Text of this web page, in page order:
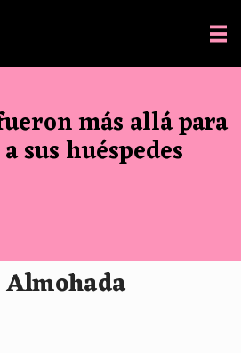
más allá para
sus huéspedes